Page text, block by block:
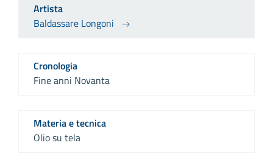
Artista
Baldassare Longoni
Cronologia
Fine anni Novanta
Materia e tecnica
Olio su tela